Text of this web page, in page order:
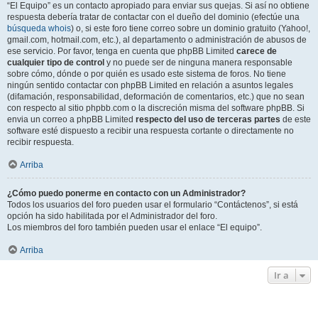
“El Equipo” es un contacto apropiado para enviar sus quejas. Si así no obtiene
respuesta debería tratar de contactar con el dueño del dominio (efectúe una
búsqueda whois) o, si este foro tiene correo sobre un dominio gratuito (Yahoo!,
gmail.com, hotmail.com, etc.), al departamento o administración de abusos de
ese servicio. Por favor, tenga en cuenta que phpBB Limited carece de
cualquier tipo de control y no puede ser de ninguna manera responsable
sobre cómo, dónde o por quién es usado este sistema de foros. No tiene
ningún sentido contactar con phpBB Limited en relación a asuntos legales
(difamación, responsabilidad, deformación de comentarios, etc.) que no sean
con respecto al sitio phpbb.com o la discreción misma del software phpBB. Si
envia un correo a phpBB Limited respecto del uso de terceras partes de este
software esté dispuesto a recibir una respuesta cortante o directamente no
recibir respuesta.
Arriba
¿Cómo puedo ponerme en contacto con un Administrador?
Todos los usuarios del foro pueden usar el formulario “Contáctenos”, si está
opción ha sido habilitada por el Administrador del foro.
Los miembros del foro también pueden usar el enlace “El equipo”.
Arriba
Ir a